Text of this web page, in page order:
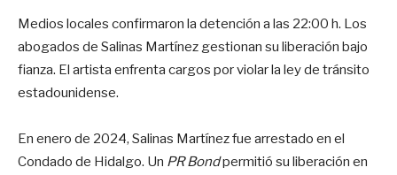
Medios locales confirmaron la detención a las 22:00 h. Los
abogados de Salinas Martínez gestionan su liberación bajo
fianza. El artista enfrenta cargos por violar la ley de tránsito
estadounidense.
En enero de 2024, Salinas Martínez fue arrestado en el
Condado de Hidalgo. Un PR Bondpermitió su liberación en